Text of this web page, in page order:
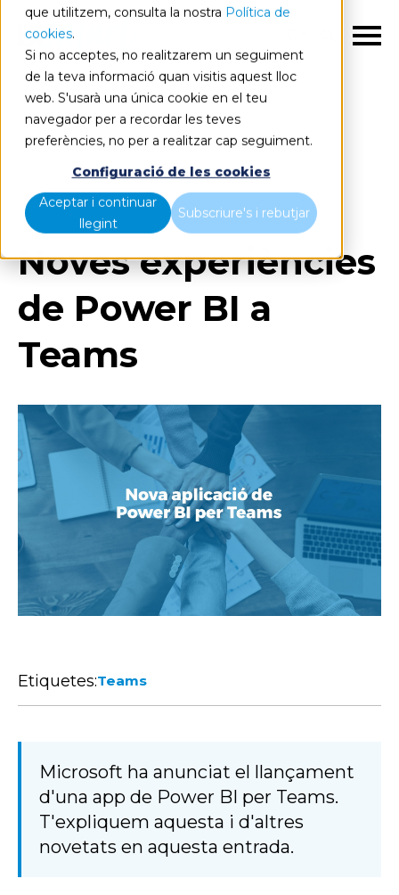
que utilitzem, consulta la nostra Política de
cookies.
Si no acceptes, no realitzarem un seguiment
de la teva informació quan visitis aquest lloc
web. S'usarà una única cookie en el teu
navegador per a recordar les teves
preferències, no per a realitzar cap seguiment.
Configuració de les cookies
Aceptar i continuar
llegint
Subscriure's i rebutjar
Blog Home
Noves experiències
de Power BI a
Teams
Etiquetes:Teams
Microsoft ha anunciat el llançament
d'una app de Power BI per Teams.
T'expliquem aquesta i d'altres
novetats en aquesta entrada.